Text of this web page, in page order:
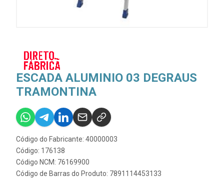
ESCADA ALUMINIO 03 DEGRAUS
TRAMONTINA
Código do Fabricante: 40000003
Código: 176138
Código NCM: 76169900
Código de Barras do Produto: 7891114453133